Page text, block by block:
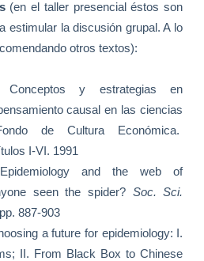
(en el taller presencial éstos son
estimular la discusión grupal. A lo
otros textos):
Conceptos y estrategias en
causal en las ciencias
de Cultura Económica.
I-VI. 1991
and the web of
seen the spider? Soc. Sci.
887-903
a future for epidemiology: I.
II. From Black Box to Chinese